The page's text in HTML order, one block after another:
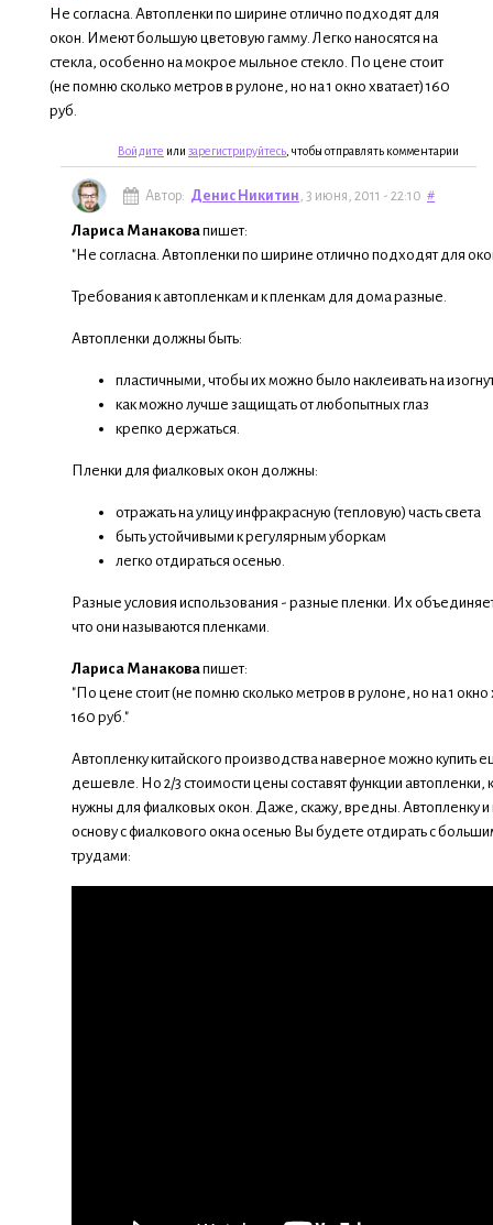
Не согласна. Автопленки по ширине отлично подходят для
окон. Имеют большую цветовую гамму. Легко наносятся на
стекла, особенно на мокрое мыльное стекло. По цене стоит
(не помню сколько метров в рулоне, но на 1 окно хватает) 160
руб.
Войдите или зарегистрируйтесь , чтобы отправлять комментарии
Автор: Денис Никитин , 3 июня, 2011 - 22:10 #
Лариса Манаковапишет:
"Не согласна. Автопленки по ширине отлично подходят для
Требования к автопленкам и к пленкам для дома разные.
Автопленки должны быть:
пластичными, чтобы их можно было наклеивать на
как можно лучше защищать от любопытных глаз
крепко держаться.
Пленки для фиалковых окон должны:
отражать на улицу инфракрасную (тепловую) часть света
быть устойчивыми к регулярным уборкам
легко отдираться осенью.
Разные условия использования - разные пленки. Их
что они называются пленками.
Лариса Манаковапишет:
"По цене стоит (не помню сколько метров в рулоне, но на 1 окно
160 руб."
Автопленку китайского производства наверное можно купить
дешевле. Но 2/3 стоимости цены составят функции автопленки,
нужны для фиалковых окон. Даже, скажу, вредны. Автопленку
основу с фиалкового окна осенью Вы будете отдирать с
трудами: